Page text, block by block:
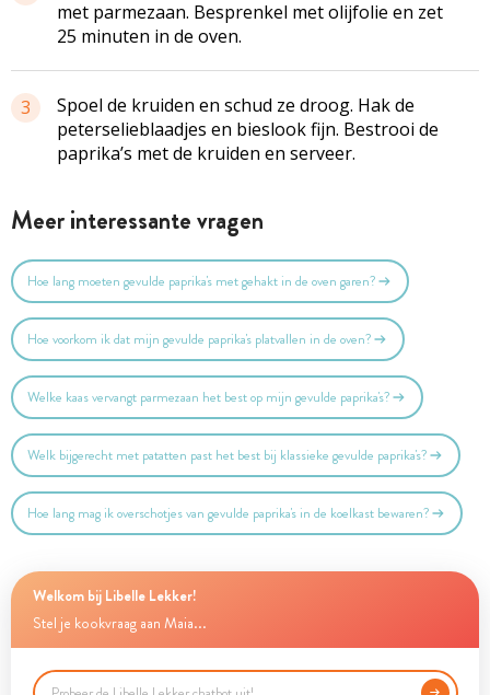
met parmezaan. Besprenkel met olijfolie en zet
25 minuten in de oven.
3
Spoel de kruiden en schud ze droog. Hak de
peterselieblaadjes en bieslook fijn. Bestrooi de
paprika’s met de kruiden en serveer.
Meer interessante vragen
Hoe lang moeten gevulde paprika's met gehakt in de oven garen?
Hoe voorkom ik dat mijn gevulde paprika's platvallen in de oven?
Welke kaas vervangt parmezaan het best op mijn gevulde paprika's?
Welk bijgerecht met patatten past het best bij klassieke gevulde paprika's?
Hoe lang mag ik overschotjes van gevulde paprika's in de koelkast bewaren?
Welkom bij Libelle Lekker!
Stel je kookvraag aan Maia...